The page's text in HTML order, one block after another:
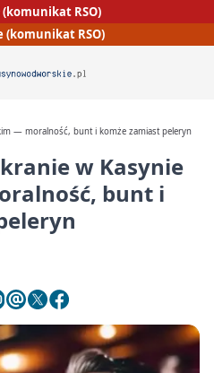
(komunikat RSO)
(komunikat RSO)
— moralność, bunt i komże zamiast peleryn
w Kasynie
bunt i